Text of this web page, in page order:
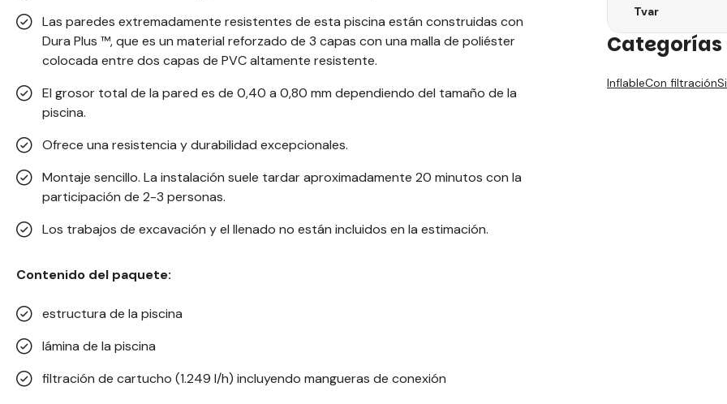
Las paredes extremadamente resistentes de esta piscina están construidas con
Dura Plus ™, que es un material reforzado de 3 capas con una malla de poliéster
colocada entre dos capas de PVC altamente resistente.
El grosor total de la pared es de 0,40 a 0,80 mm dependiendo del tamaño de la
piscina.
Ofrece una resistencia y durabilidad excepcionales.
Montaje sencillo. La instalación suele tardar aproximadamente 20 minutos con la
participación de 2-3 personas.
Los trabajos de excavación y el llenado no están incluidos en la estimación.
Contenido del paquete:
estructura de la piscina
lámina de la piscina
filtración de cartucho (1.249 l/h) incluyendo mangueras de conexión
Tvar
InflableCon filtración